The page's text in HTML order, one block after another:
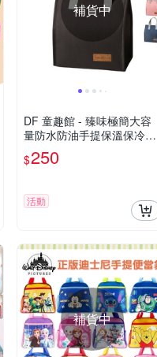
補貨中
DF 童趣館 - 臻味極簡大容
量防水防油手提保溫保冷餐
袋便當袋
$250
活動
補貨中